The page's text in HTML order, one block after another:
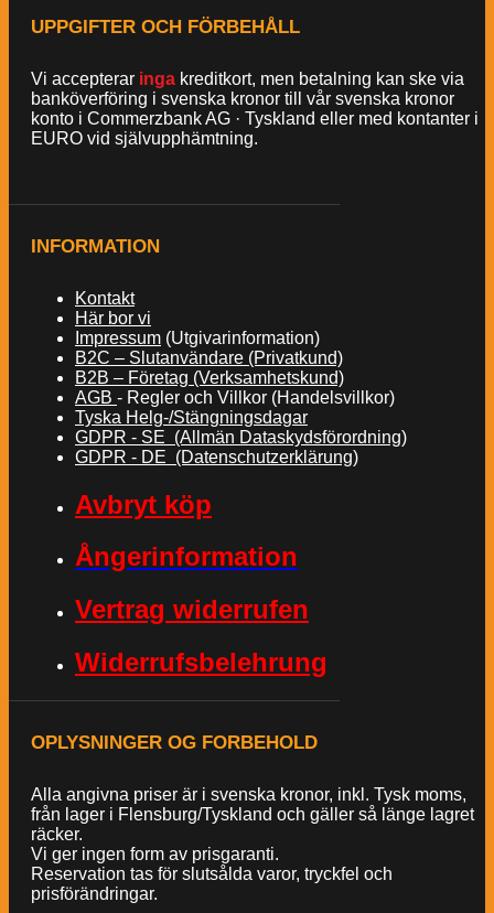
UPPGIFTER OCH FÖRBEHÅLL
Vi accepterar inga kreditkort, men betalning kan ske via
banköverföring i svenska kronor till vår svenska kronor
konto i Commerzbank AG · Tyskland eller med kontanter i
EURO vid självupphämtning.
INFORMATION
Kontakt
Här bor vi
Impressum (Utgivarinformation)
B2C – Slutanvändare (Privatkund)
B2B – Företag (Verksamhetskund)
AGB - Regler och Villkor (Handelsvillkor)
Tyska Helg-/Stängningsdagar
GDPR - SE (Allmän Dataskydsförordning)
GDPR - DE (Datenschutzerklärung)
Avbryt köp
Ångerinformation
Vertrag widerrufen
Widerrufsbelehrung
OPLYSNINGER OG FORBEHOLD
Alla angivna priser är i svenska kronor, inkl. Tysk moms,
från lager i Flensburg/Tyskland och gäller så länge lagret
räcker.
Vi ger ingen form av prisgaranti.
Reservation tas för slutsålda varor, tryckfel och
prisförändringar.